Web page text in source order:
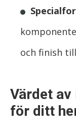
och finish
Värdet
för ditt